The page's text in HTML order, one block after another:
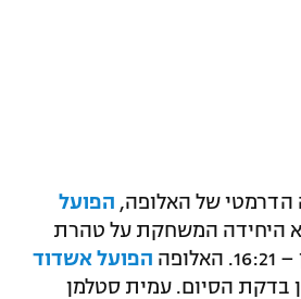
הפועל
היחידה המשחקת על טהרת
הפועל אשדוד
בדקת הסיום. עמית סטלמן